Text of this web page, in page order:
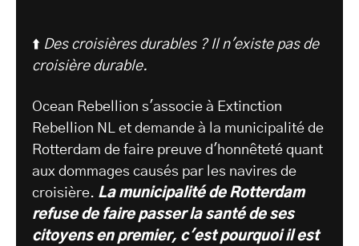
⬆️ Des croisières durables ? Il n'existe pas de
croisière durable.
Ocean Rebellion s'associe à Extinction
Rebellion NL et demande à la municipalité de
Rotterdam de faire preuve d'honnêteté quant
aux dommages causés par les navires de
croisière. La municipalité de Rotterdam
refuse de faire passer la santé de ses
citoyens en premier, c'est pourquoi il est